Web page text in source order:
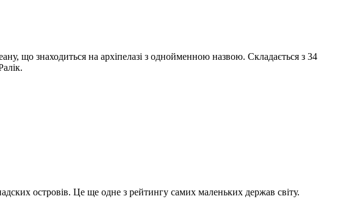
що знаходиться на архіпелазі з однойменною назвою. Складається з 34
островів. Це ще одне з рейтингу самих маленьких держав світу.